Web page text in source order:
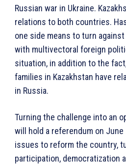
Russian war in Ukraine.
relations to both countries.
one side means to turn
with multivectoral foreign
situation, in addition to the
families in Kazakhstan have
in Russia.
Turning the challenge into an
will hold a referendum on June
issues to reform the country,
participation, democratization